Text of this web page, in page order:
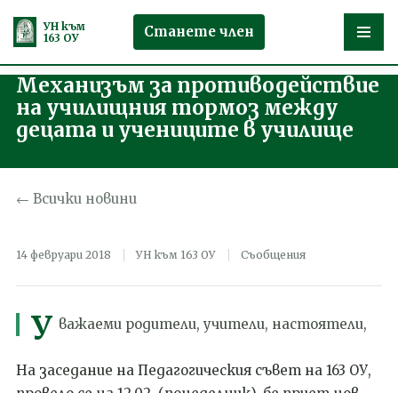
Продължете
към
съдържанието
УН към
163 ОУ
Станете член
Механизъм за противодействие
на училищния тормоз между
децата и учениците в училище
← Всички новини
14 февруари 2018 УН към 163 ОУ Съобщения
У важаеми родители, учители, настоятели,
На заседание на Педагогическия съвет на 163 ОУ,